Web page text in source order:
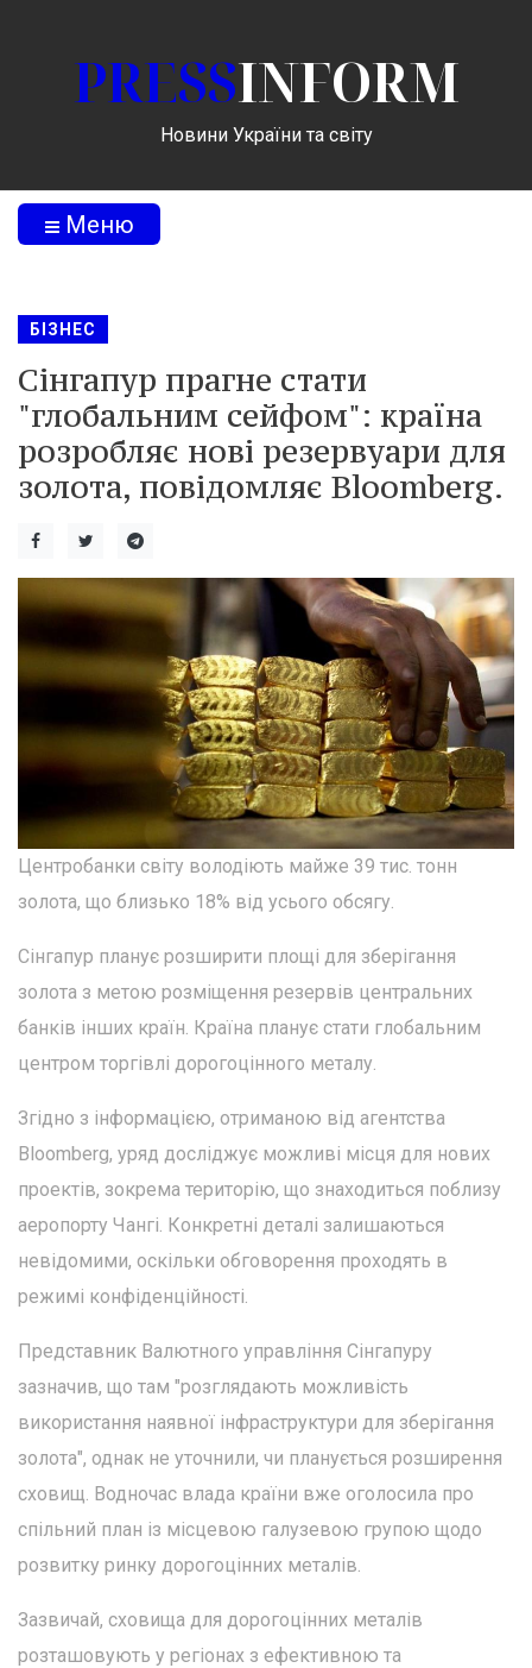
PRESSINFORM
Новини України та світу
Меню
БІЗНЕС
Сінгапур прагне стати
"глобальним сейфом": країна
розробляє нові резервуари для
золота, повідомляє Bloomberg.
Центробанки світу володіють майже 39 тис. тонн
золота, що близько 18% від усього обсягу.
Сінгапур планує розширити площі для зберігання
золота з метою розміщення резервів центральних
банків інших країн. Країна планує стати глобальним
центром торгівлі дорогоцінного металу.
Згідно з інформацією, отриманою від агентства
Bloomberg, уряд досліджує можливі місця для нових
проектів, зокрема територію, що знаходиться поблизу
аеропорту Чангі. Конкретні деталі залишаються
невідомими, оскільки обговорення проходять в
режимі конфіденційності.
Представник Валютного управління Сінгапуру
зазначив, що там "розглядають можливість
використання наявної інфраструктури для зберігання
золота", однак не уточнили, чи планується розширення
сховищ. Водночас влада країни вже оголосила про
спільний план із місцевою галузевою групою щодо
розвитку ринку дорогоцінних металів.
Зазвичай, сховища для дорогоцінних металів
розташовують у регіонах з ефективною та